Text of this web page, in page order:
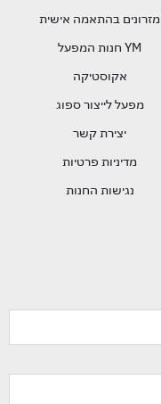
מזרונים בהתאמה אישית
YM חנות המפעל
אקוסטיקה
מפעל לייצור ספוג
יצירת קשר
מדיניות פרטיות
נגישות החנות